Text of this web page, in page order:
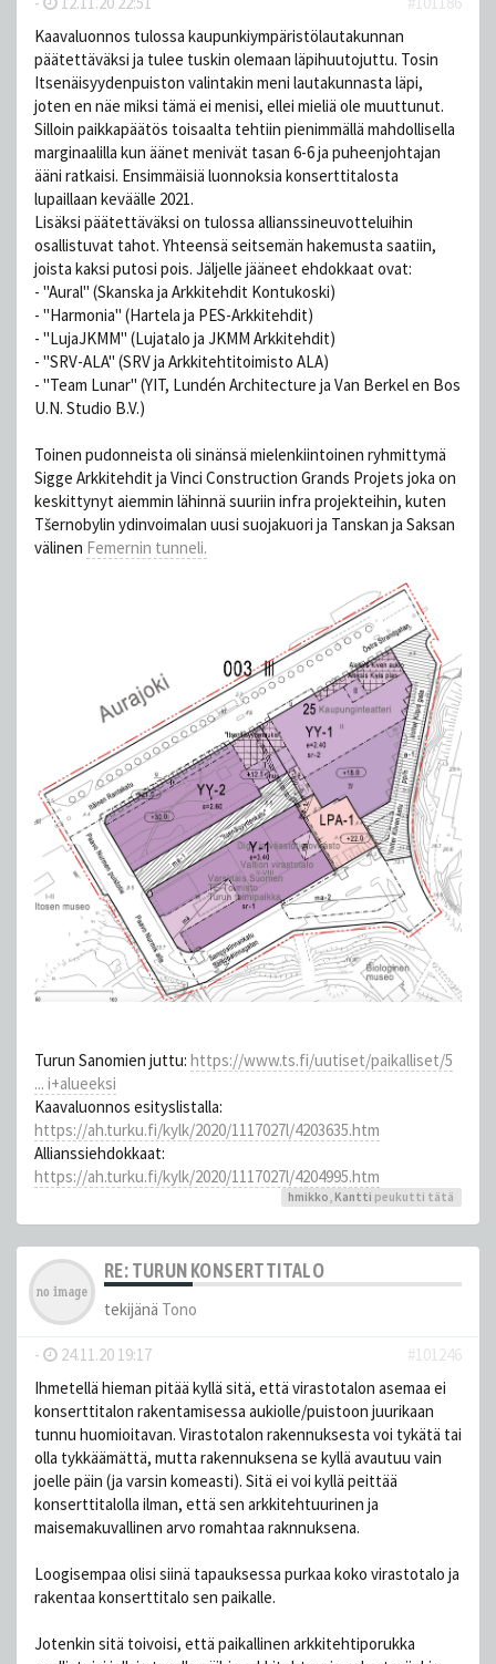
Kaavaluonnos tulossa kaupunkiympäristölautakunnan
päätettäväksi ja tulee tuskin olemaan läpihuutojuttu. Tosin
Itsenäisyydenpuiston valintakin meni lautakunnasta läpi,
joten en näe miksi tämä ei menisi, ellei mieliä ole muuttunut.
Silloin paikkapäätös toisaalta tehtiin pienimmällä mahdollisella
marginaalilla kun äänet menivät tasan 6-6 ja puheenjohtajan
ääni ratkaisi. Ensimmäisiä luonnoksia konserttitalosta
lupaillaan keväälle 2021.
Lisäksi päätettäväksi on tulossa allianssineuvotteluihin
osallistuvat tahot. Yhteensä seitsemän hakemusta saatiin,
joista kaksi putosi pois. Jäljelle jääneet ehdokkaat ovat:
- ''Aural'' (Skanska ja Arkkitehdit Kontukoski)
- ''Harmonia'' (Hartela ja PES-Arkkitehdit)
- ''LujaJKMM'' (Lujatalo ja JKMM Arkkitehdit)
- ''SRV-ALA'' (SRV ja Arkkitehtitoimisto ALA)
- ''Team Lunar'' (YIT, Lundén Architecture ja Van Berkel en Bos
U.N. Studio B.V.)
Toinen pudonneista oli sinänsä mielenkiintoinen ryhmittymä
Sigge Arkkitehdit ja Vinci Construction Grands Projets joka on
keskittynyt aiemmin lähinnä suuriin infra projekteihin, kuten
Tšernobylin ydinvoimalan uusi suojakuori ja Tanskan ja Saksan
välinen Femernin tunneli.
Turun Sanomien juttu: https://www.ts.fi/uutiset/paikalliset/5
... i+alueeksi
Kaavaluonnos esityslistalla:
https://ah.turku.fi/kylk/2020/1117027l/4203635.htm
Allianssiehdokkaat:
https://ah.turku.fi/kylk/2020/1117027l/4204995.htm
hmikko Kantti peukutti tätä
RE: TURUN KONSERTTITALO
tekijänä Tono
- 24.11.20 19:17
#101246
Ihmetellä hieman pitää kyllä sitä, että virastotalon asemaa ei
konserttitalon rakentamisessa aukiolle/puistoon juurikaan
tunnu huomioitavan. Virastotalon rakennuksesta voi tykätä tai
olla tykkäämättä, mutta rakennuksena se kyllä avautuu vain
joelle päin (ja varsin komeasti). Sitä ei voi kyllä peittää
konserttitalolla ilman, että sen arkkitehtuurinen ja
maisemakuvallinen arvo romahtaa raknnuksena.
Loogisempaa olisi siinä tapauksessa purkaa koko virastotalo ja
rakentaa konserttitalo sen paikalle.
Jotenkin sitä toivoisi, että paikallinen arkkitehtiporukka